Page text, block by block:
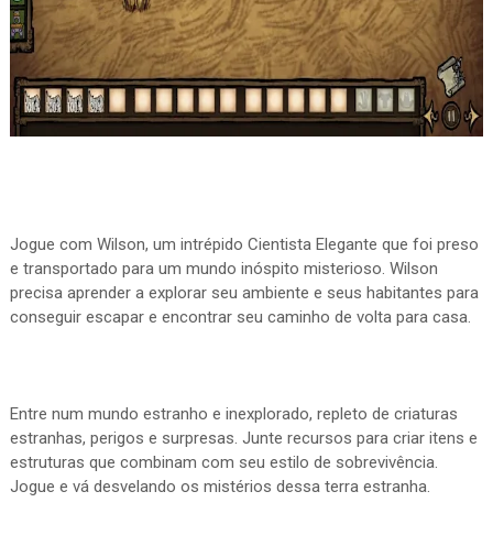
Jogue com Wilson, um intrépido Cientista Elegante que foi preso
e transportado para um mundo inóspito misterioso. Wilson
precisa aprender a explorar seu ambiente e seus habitantes para
conseguir escapar e encontrar seu caminho de volta para casa.
Entre num mundo estranho e inexplorado, repleto de criaturas
estranhas, perigos e surpresas. Junte recursos para criar itens e
estruturas que combinam com seu estilo de sobrevivência.
Jogue e vá desvelando os mistérios dessa terra estranha.